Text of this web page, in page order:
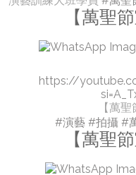
【萬聖
https://
【萬
#演藝 #拍攝 #
【萬聖